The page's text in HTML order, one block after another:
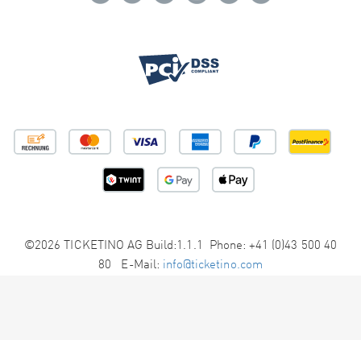
©2026 TICKETINO AG Build:1.1.1 Phone: +41 (0)43 500 40
80 E-Mail: info@ticketino.com